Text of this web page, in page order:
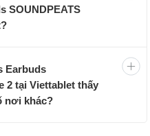
độ Single/Twin Mode giúp
cùng lúc hai tai nghe cho một
ứng, thao tác sử dụng khá
bịcông nghệ chống ồn CVC
SOUNDPEATS
Earbuds
2 tại Viettablet thấy
nơi khác?